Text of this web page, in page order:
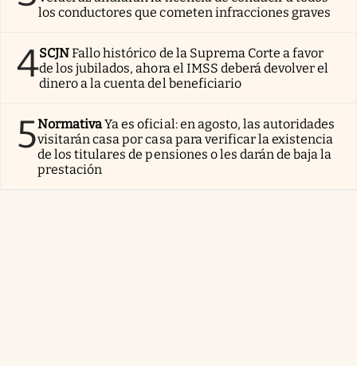
los conductores que cometen infracciones graves
4SCJNFallo histórico de la Suprema Corte a favor
de los jubilados, ahora el IMSS deberá devolver el
dinero a la cuenta del beneficiario
5NormativaYa es oficial: en agosto, las autoridades
visitarán casa por casa para verificar la existencia
de los titulares de pensiones o les darán de baja la
prestación